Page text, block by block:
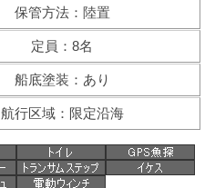
保管方法：陸置
定員：8名
船底塗装：あり
航行区域：限定沿海